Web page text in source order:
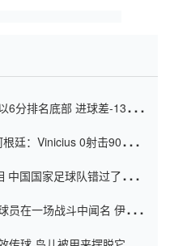
6分排名底部 进球差-13令人
廷：Vinicius 0射击90分钟
国国家足球队错过了世界
员在一场战斗中闻名 伊万放